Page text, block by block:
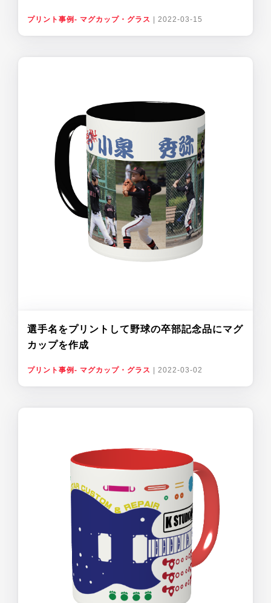
プリント事例- マグカップ・グラス 2022-03-15
選手名をプリントして野球の卒部記念品にマグ
カップを作成
プリント事例- マグカップ・グラス 2022-03-02